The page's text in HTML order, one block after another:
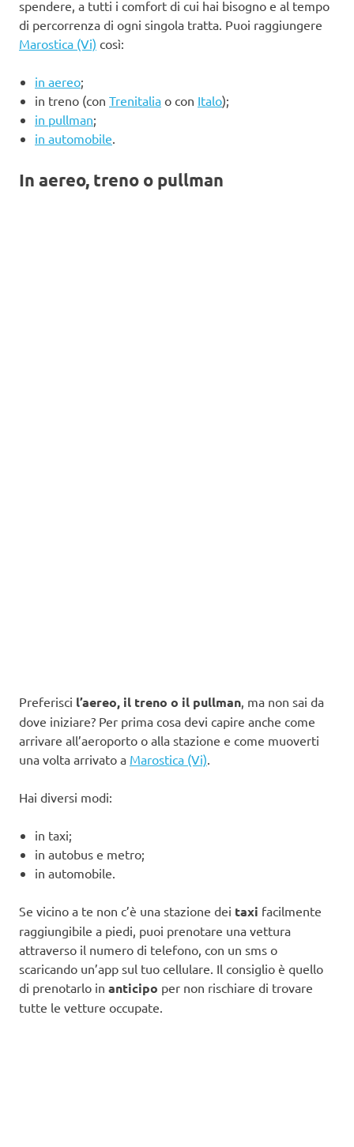
spendere, a tutti i comfort di cui hai bisogno e al tempo
di percorrenza di ogni singola tratta. Puoi raggiungere
Marostica (Vi) così:
in aereo;
in treno (con Trenitalia o con Italo);
in pullman;
in automobile
In aereo, treno o pullman
Preferisci l’aereo, il treno o il pullman, ma non sai da
dove iniziare? Per prima cosa devi capire anche come
arrivare all’aeroporto o alla stazione e come muoverti
una volta arrivato a Marostica (Vi).
Hai diversi modi:
in taxi;
in autobus e metro;
in automobile.
Se vicino a te non c’è una stazione dei taxi facilmente
raggiungibile a piedi, puoi prenotare una vettura
attraverso il numero di telefono, con un sms o
scaricando un’app sul tuo cellulare. Il consiglio è quello
di prenotarlo in anticipo per non rischiare di trovare
tutte le vetture occupate.